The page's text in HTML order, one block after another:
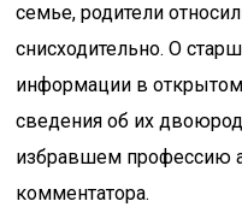
семье, родители
снисходительно. О
информации в
сведения об их
избравшем профессию
комментатора.